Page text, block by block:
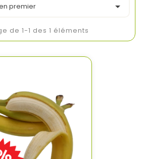
premier 
de 1-1 des 1 éléments